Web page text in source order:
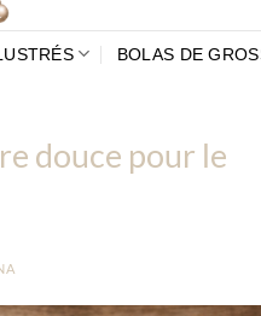
BOLAS DE
douce pour le